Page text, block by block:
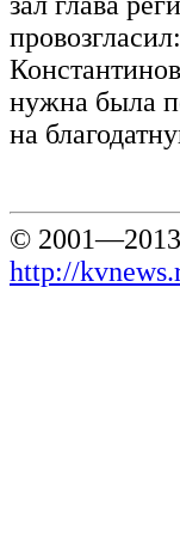
нужна была
на
©
http://